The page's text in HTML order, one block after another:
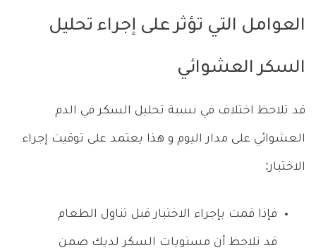
العوامل التي تؤثر على إجراء تحليل
السكر العشوائي
قد تلاحظ اختلاف في نسبة تحليل السكر في الدم
العشوائي على مدار اليوم و هذا يعتمد على توقيت إجراء
الاختبار:
فإذا قمت بإجراء الاختبار قبل تناول الطعام
قد تلاحظ أن مستويات السكر لديك ضمن